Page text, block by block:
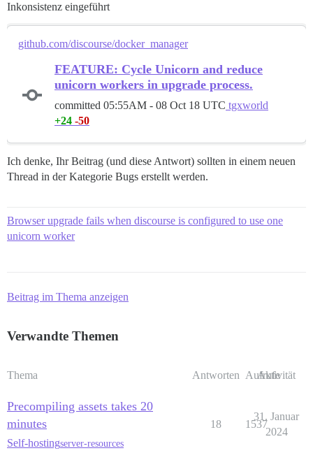
Inkonsistenz eingeführt
github.com/discourse/docker_manager
FEATURE: Cycle Unicorn and reduce
unicorn workers in upgrade process.
committed 05:55AM - 08 Oct 18 UTC tgxworld
+24 -50
Ich denke, Ihr Beitrag (und diese Antwort) sollten in einem neuen
Thread in der Kategorie Bugs erstellt werden.
Browser upgrade fails when discourse is configured to use one
unicorn worker
Beitrag im Thema anzeigen
Verwandte Themen
Thema Antworten Aufrufe
Aktivität
Precompiling assets takes 20
minutes
Self-hostingserver-resources
18 1537
31. Januar
2024